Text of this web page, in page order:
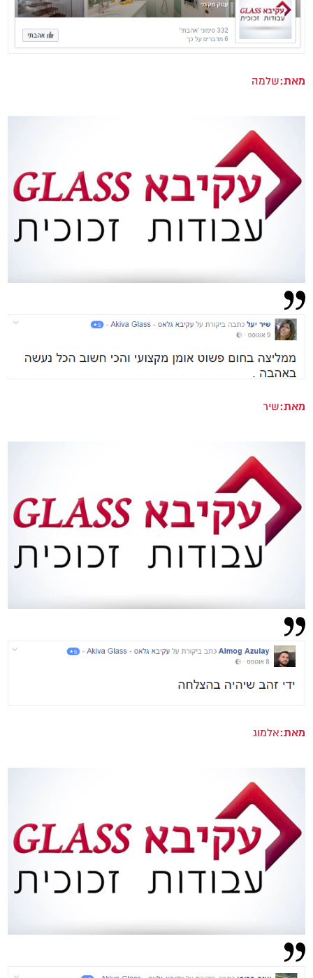
מאת:שלמה
מאת:שיר
מאת:אלמוג